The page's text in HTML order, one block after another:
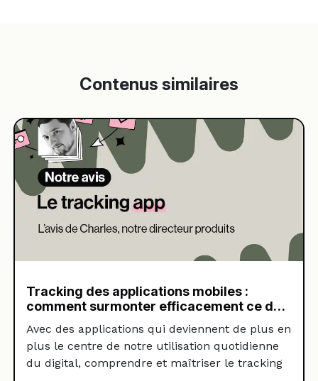
Contenus similaires
Tracking des applications mobiles :
comment surmonter efficacement ce défi
Avec des applications qui deviennent de plus en
plus le centre de notre utilisation quotidienne
du digital, comprendre et maîtriser le tracking